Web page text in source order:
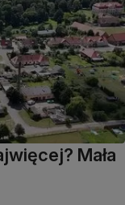
Mała